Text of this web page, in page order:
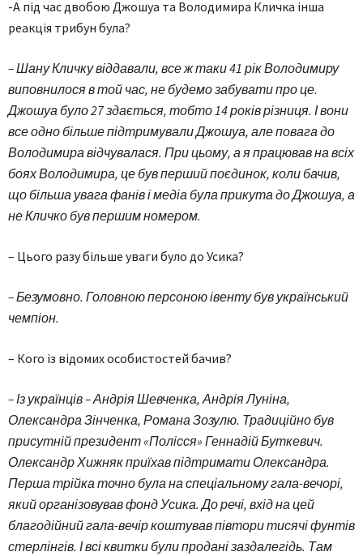
-А під час двобою Джошуа та Володимира Кличка інша
реакція трибун була?
– Шану Кличку віддавали, все ж таки 41 рік Володимиру
виповнилося в той час, не будемо забувати про це.
Джошуа було 27 здається, тобто 14 років різниця. І вони
все одно більше підтримували Джошуа, але повага до
Володимира відчувалася. При цьому, а я працював на всіх
боях Володимира, це був перший поєдинок, коли бачив,
що більша увага фанів і медіа була прикута до Джошуа, а
не Кличко був першим номером.
– Цього разу більше уваги було до Усика?
– Безумовно. Головною персоною івенту був український
чемпіон.
– Кого із відомих особистостей бачив?
– Із українців – Андрія Шевченка, Андрія Луніна,
Олександра Зінченка, Романа Зозулю. Традиційно був
присутній президент «Полісся» Геннадій Буткевич.
Олександр Хижняк приїхав підтримати Олександра.
Перша трійка точно була на спеціальному гала-вечорі,
який організовував фонд Усика. До речі, вхід на цей
благодійний гала-вечір коштував півтори тисячі фунтів
стерлінгів. І всі квитки були продані заздалегідь. Там